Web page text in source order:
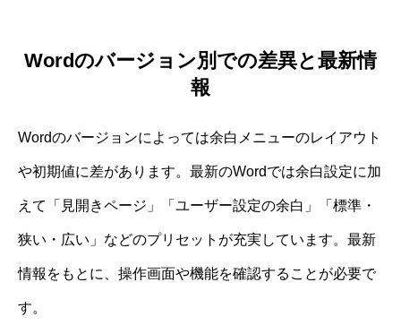
Wordのバージョン別での差異と最新情
報
Wordのバージョンによっては余白メニューのレイアウト
や初期値に差があります。最新のWordでは余白設定に加
えて「見開きページ」「ユーザー設定の余白」「標準・
狭い・広い」などのプリセットが充実しています。最新
情報をもとに、操作画面や機能を確認することが必要で
す。